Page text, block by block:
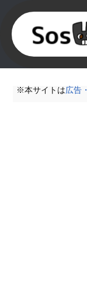
※本サイトは広告